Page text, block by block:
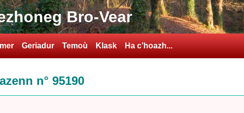
Bro-Vear
Geriadur Temoù Klask Ha c’hoazh...
n° 95190